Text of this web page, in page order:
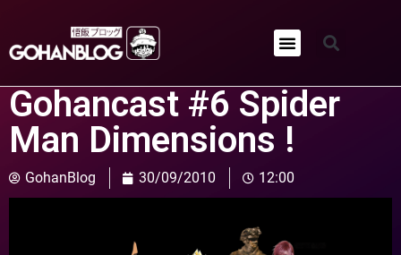
Gohancast #6 Spider
Man Dimensions !
GohanBlog 30/09/2010 12:00